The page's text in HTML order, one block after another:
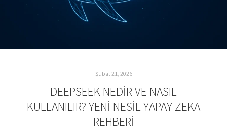
Şubat 21, 2026
DEEPSEEK NEDIR VE NASIL
KULLANILIR? YENI NESIL YAPAY ZEKA
REHBERI